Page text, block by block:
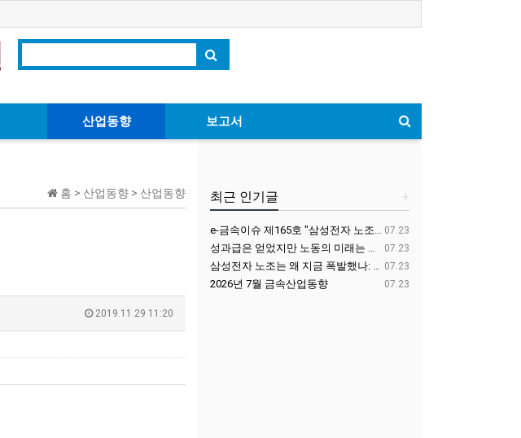
산업동향 보고서
홈 > 산업동향 > 산업동향
2019.11.29 11:20
+
최근 인기글
07.23
e-금속이슈 제165호 "삼성전자 노조는 왜 지금 폭발했나: 노조 억압의 약화와 노동자 포섭의 균열"
07.23
성과급은 얻었지만 노동의 미래는 교섭하지 못했다-기업이익 배분 교섭과 AI 시대 산별노조의 과제
07.23
삼성전자 노조는 왜 지금 폭발했나: 노조 억압의 약화와 노동자 포섭의 균열
07.23
2026년 7월 금속산업동향